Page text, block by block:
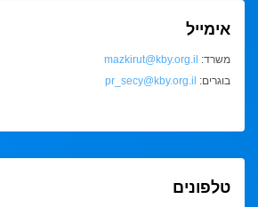
אימייל
משרד: mazkirut@kby.org.il
בוגרים: pr_secy@kby.org.il
טלפונים